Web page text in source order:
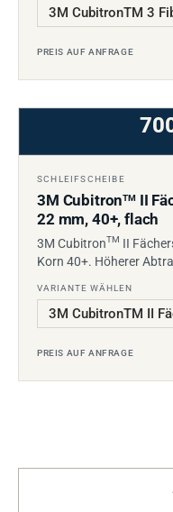
PREIS AUF ANFRAGE
SCHLEIFSCHEIBE
3M CubitronTMII
22 mm, 40+, flach
3M CubitronTM II
Korn 40+. Höherer
VARIANTE WÄHLEN
PREIS AUF ANFRAGE